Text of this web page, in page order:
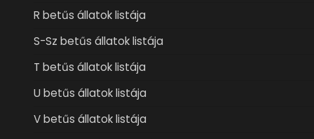
R betűs állatok listája
S-Sz betűs állatok listája
T betűs állatok listája
U betűs állatok listája
V betűs állatok listája